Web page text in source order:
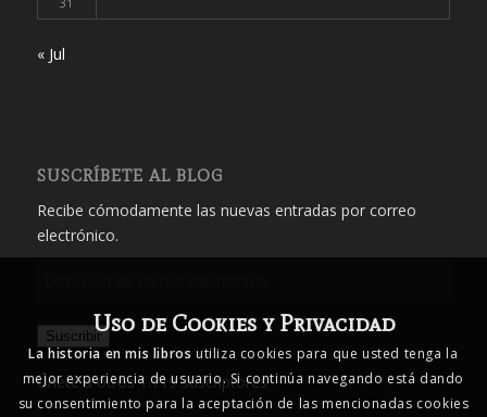
« Jul
SUSCRÍBETE AL BLOG
Recibe cómodamente las nuevas entradas por correo
electrónico.
correo
electrónico
Suscribir
Únete a otros 1.719 suscriptores
Uso de Cookies y Privacidad
La historia en mis libros utiliza cookies para que usted tenga la
mejor experiencia de usuario. Si continúa navegando está dando
su consentimiento para la aceptación de las mencionadas cookies